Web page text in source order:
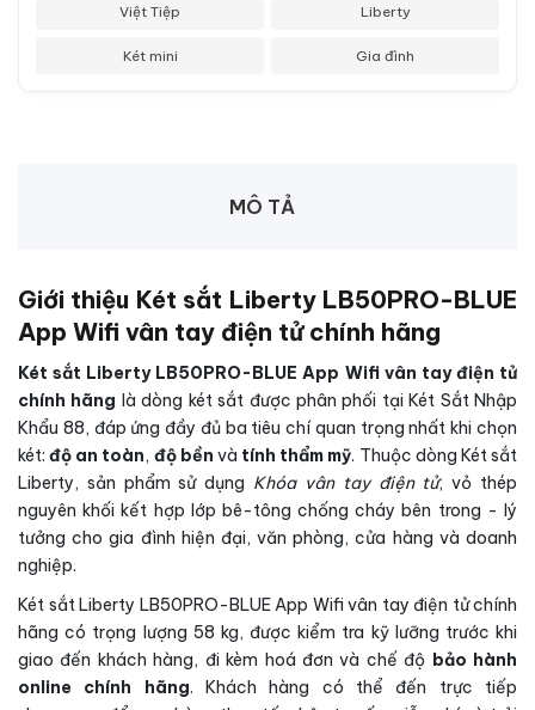
Việt Tiệp Liberty
Két mini Gia đình
MÔ TẢ
Giới thiệu Két sắt Liberty LB50PRO-BLUE
App Wifi vân tay điện tử chính hãng
Két sắt Liberty LB50PRO-BLUE App Wifi vân tay điện tử
chính hãng là dòng két sắt được phân phối tại Két Sắt Nhập
Khẩu 88, đáp ứng đầy đủ ba tiêu chí quan trọng nhất khi chọn
két:độ an toàn, độ bền và tính thẩm mỹ. Thuộc dòng Két sắt
Liberty, sản phẩm sử dụng Khóa vân tay điện tử, vỏ thép
nguyên khối kết hợp lớp bê-tông chống cháy bên trong - lý
tưởng cho gia đình hiện đại, văn phòng, cửa hàng và doanh
nghiệp.
Két sắt Liberty LB50PRO-BLUE App Wifi vân tay điện tử chính
hãng có trọng lượng 58 kg, được kiểm tra kỹ lưỡng trước khi
giao đến khách hàng, đi kèm hoá đơn và chế độ bảo hành
online chính hãng. Khách hàng có thể đến trực tiếp